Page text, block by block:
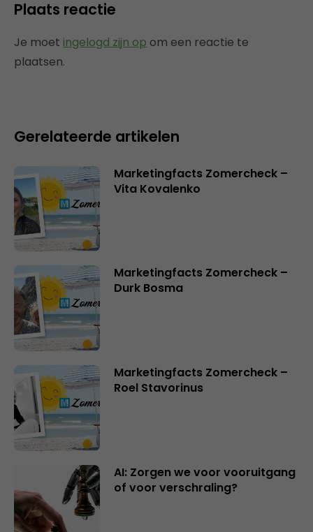
Plaats reactie
Je moet ingelogd zijn op om een reactie te
plaatsen.
Gerelateerde artikelen
Marketingfacts Zomercheck –
Vita Kovalenko
Marketingfacts Zomercheck –
Durk Bosma
Marketingfacts Zomercheck –
Roel Stavorinus
AI: Zorgen we voor vooruitgang
of voor verschraling?